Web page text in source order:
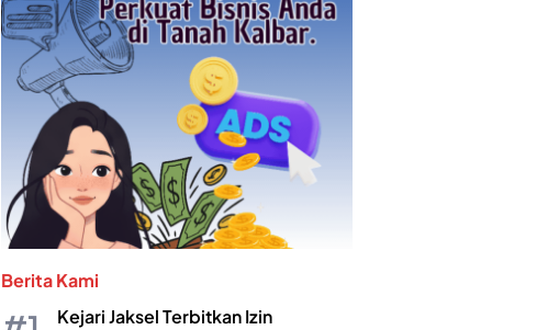
Berita Kami
Kejari Jaksel Terbitkan Izin